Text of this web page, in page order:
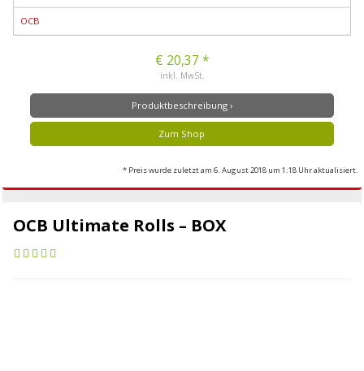
OCB
€ 20,37 *
inkl. MwSt.
Produktbeschreibung ›
Zum Shop
* Preis wurde zuletzt am 6. August 2018 um 1:18 Uhr aktualisiert.
OCB Ultimate Rolls – BOX